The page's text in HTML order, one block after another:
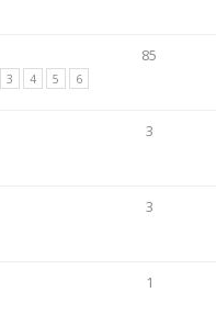
3 4 5 6
85
3
3
1